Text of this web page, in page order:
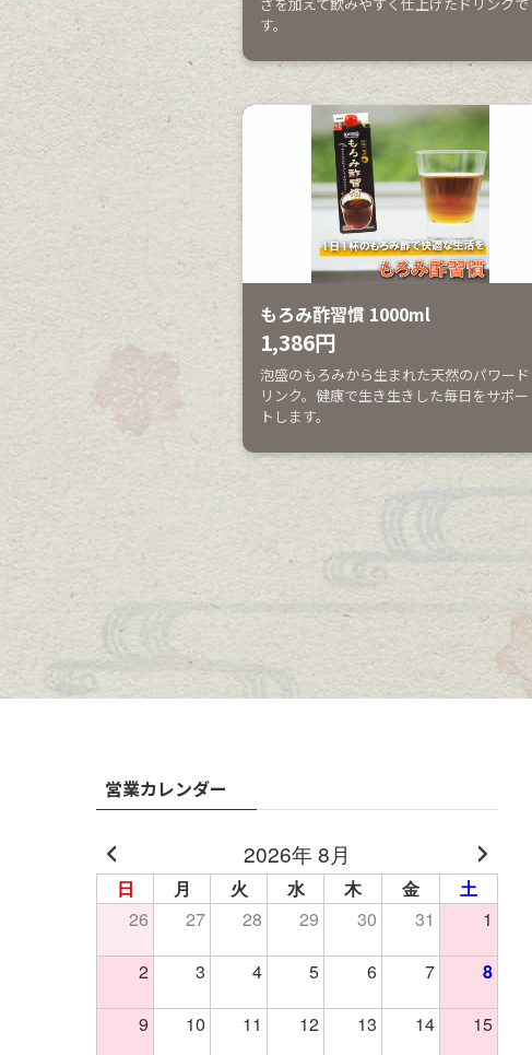
す。
もろみ酢習慣 1000ml
1,386円
泡盛のもろみから生まれた天然のパワード
リンク。健康で生き生きした毎日をサポー
トします。
営業カレンダー
2026年 8月
日 月 火 水 木 金
土
26
27 28 29 30 31 1
2 3 4 5 6 7 8
9 10 11 12 13 14 15